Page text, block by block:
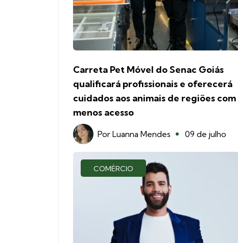
Carreta Pet Móvel do Senac Goiás
qualificará profissionais e oferecerá
cuidados aos animais de regiões com
menos acesso
Por Luanna Mendes 09 de julho
COMÉRCIO